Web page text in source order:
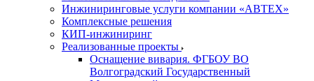
Инжиниринговые услуги компании «АВТЕХ»
Комплексные решения
КИП-инжиниринг
Реализованные проекты
Оснащение вивария. ФГБОУ ВО
Волгоградский Государственный